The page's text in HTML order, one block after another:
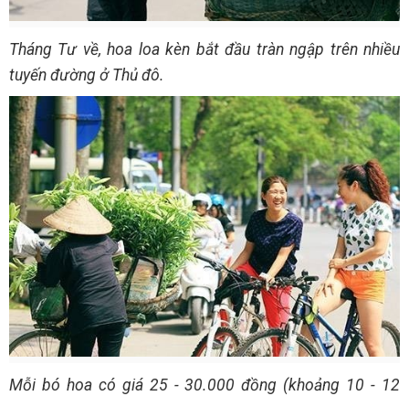
Tháng Tư về, hoa loa kèn bắt đầu tràn ngập trên nhiều
tuyến đường ở Thủ đô.
Mỗi bó hoa có giá 25 - 30.000 đồng (khoảng 10 - 12